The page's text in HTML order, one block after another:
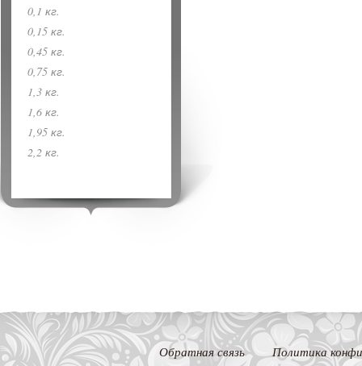
0,1 кг.
0,15 кг.
0,45 кг.
0,75 кг.
1,3 кг.
1,6 кг.
1,95 кг.
2,2 кг.
Обратная связь Политика